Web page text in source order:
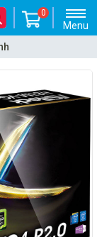
Menu
0